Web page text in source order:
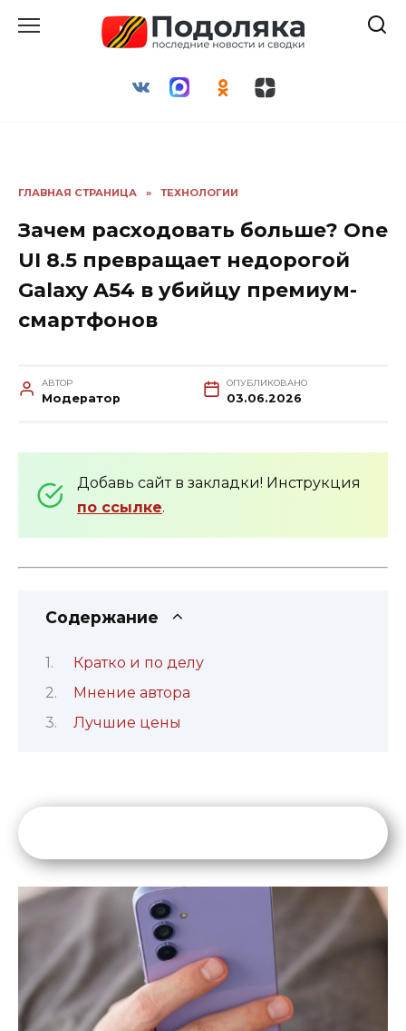
ГЛАВНАЯ СТРАНИЦА » ТЕХНОЛОГИИ
Зачем расходовать больше? One
UI 8.5 превращает недорогой
Galaxy A54 в убийцу премиум-
смартфонов
АВТОР
Модератор
ОПУБЛИКОВАНО
03.06.2026
Добавь сайт в закладки! Инструкция
по ссылке.
Содержание
Кратко и по делу
Мнение автора
Лучшие цены